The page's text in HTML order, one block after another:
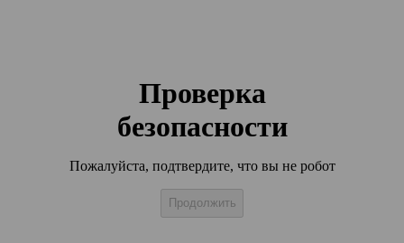
Проверка
безопасности
Пожалуйста, подтвердите, что вы не робот
Продолжить